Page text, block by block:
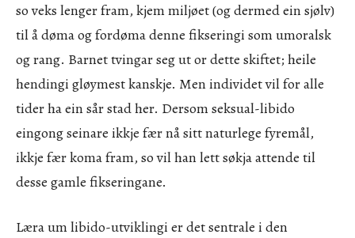
so veks lenger fram, kjem miljøet (og dermed ein sjølv)
til å døma og fordøma denne fikseringi som umoralsk
og rang. Barnet tvingar seg ut or dette skiftet; heile
hendingi gløymest kanskje. Men individet vil for alle
tider ha ein sår stad her. Dersom seksual-libido
eingong seinare ikkje fær nå sitt naturlege fyremål,
ikkje fær koma fram, so vil han lett søkja attende til
desse gamle fikseringane.
Læra um libido-utviklingi er det sentrale i den